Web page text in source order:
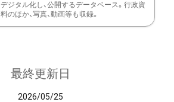
デジタル化し、公開するデータベース。行政資
料のほか、写真、動画等も収録。
最終更新日
2026/05/25